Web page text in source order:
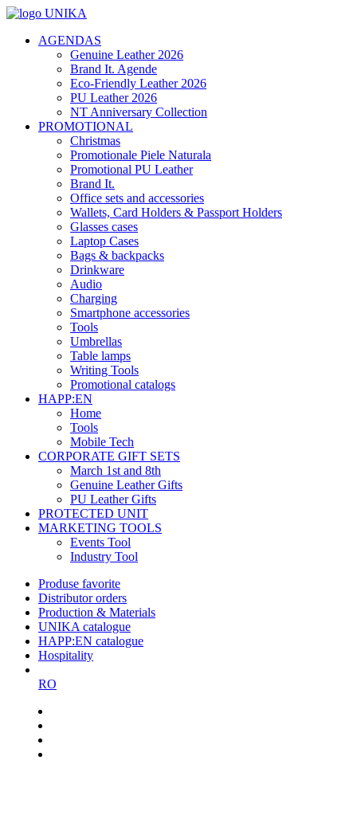
AGENDAS
Genuine Leather 2026
Brand It. Agende
Eco-Friendly Leather 2026
PU Leather 2026
NT Anniversary Collection
PROMOTIONAL
Christmas
Promotionale Piele Naturala
Promotional PU Leather
Brand It.
Office sets and accessories
Wallets, Card Holders & Passport Holders
Glasses cases
Laptop Cases
Bags & backpacks
Drinkware
Audio
Charging
Smartphone accessories
Tools
Umbrellas
Table lamps
Writing Tools
Promotional catalogs
HAPP:EN
Home
Tools
Mobile Tech
CORPORATE GIFT SETS
March 1st and 8th
Genuine Leather Gifts
PU Leather Gifts
PROTECTED UNIT
MARKETING TOOLS
Events Tool
Industry Tool
Produse favorite
Distributor orders
Production & Materials
UNIKA catalogue
HAPP:EN catalogue
Hospitality
RO